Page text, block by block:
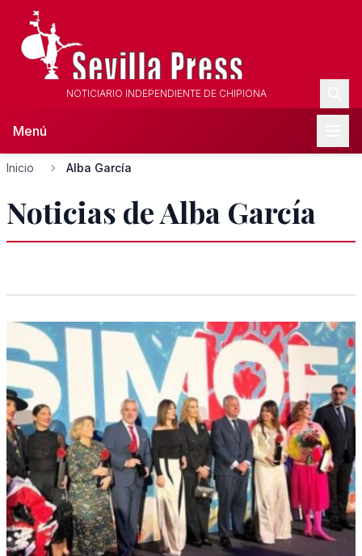
NOTICIARIO INDEPENDIENTE DE CHIPIONA
Menú
Inicio Alba García
Noticias de Alba García